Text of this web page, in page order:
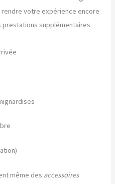
votre expérience encore
prestations supplémentaires
même des accessoires